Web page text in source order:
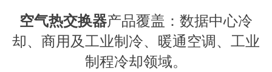
空气热交换器产品覆盖：数据中心冷
却、商用及工业制冷、暖通空调、工业
制程冷却领域。​​